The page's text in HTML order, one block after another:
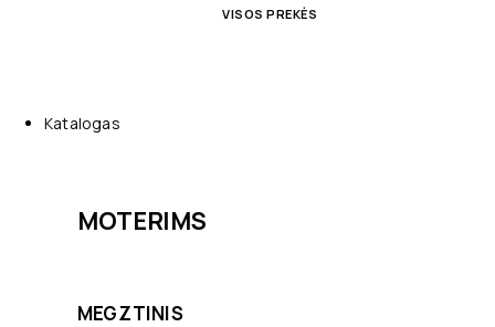
VISOS PREKĖS
Katalogas
MOTERIMS
MEGZTINIS